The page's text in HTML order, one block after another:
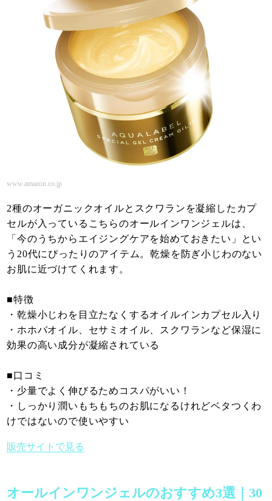
www.amazon.co.jp
2種のオーガニックオイルとスクワランを凝縮したカプ
セルが入っているこちらのオールインワンジェルは、
「今のうちからエイジングケアを始めておきたい」とい
う20代にぴったりのアイテム。乾燥を防ぎ小じわのない
お肌に近づけてくれます。
■特徴
・乾燥小じわを目立たなくするオイルインカプセル入り
・ホホバオイル、セサミオイル、スクワランなど保湿に
効果の高い成分が凝縮されている
■口コミ
・少量でよく伸びるためコスパがいい！
・しっかり潤いもちもちのお肌になるけれどベタつくわ
けではないので使いやすい
販売サイトで見る
オールインワンジェルのおすすめ3選｜30